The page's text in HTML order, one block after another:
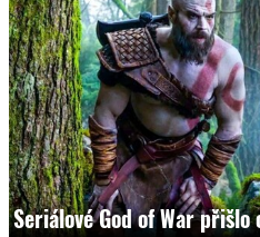
Seriálové God of War